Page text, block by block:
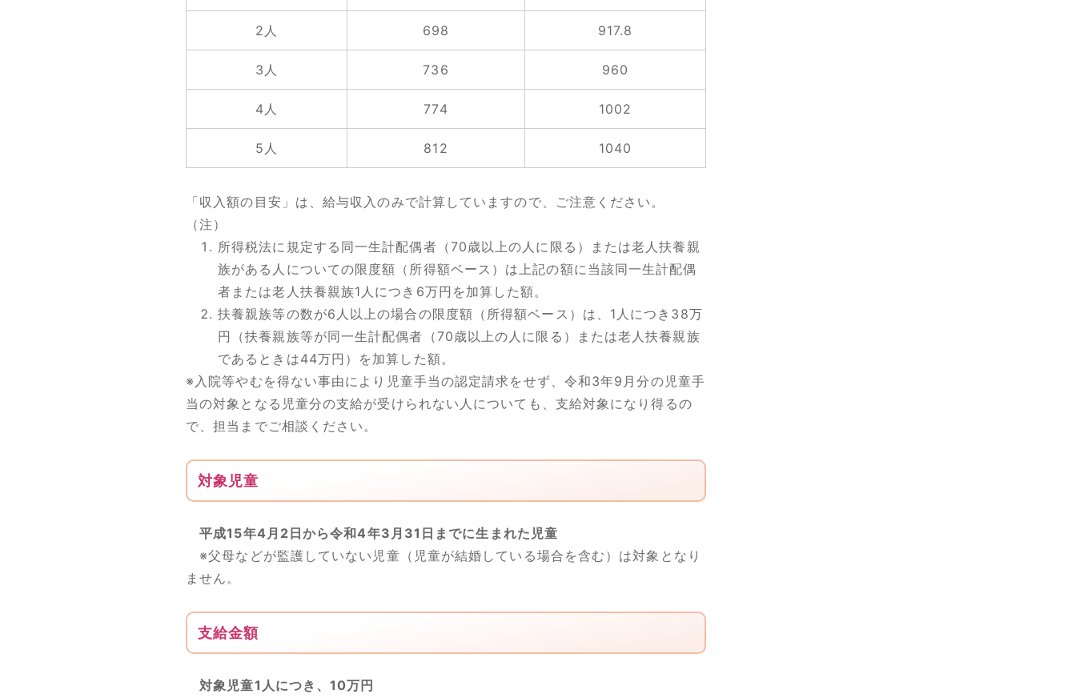
2人 698 917.8
3人 736 960
4人 774 1002
5人 812 1040
「収入額の目安」は、給与収入のみで計算していますので、ご注意ください。
（注）
所得税法に規定する同一生計配偶者（70歳以上の人に限る）または老人扶養親
族がある人についての限度額（所得額ベース）は上記の額に当該同一生計配偶
者または老人扶養親族1人につき6万円を加算した額。
扶養親族等の数が6人以上の場合の限度額（所得額ベース）は、1人につき38万
円（扶養親族等が同一生計配偶者（70歳以上の人に限る）または老人扶養親族
であるときは44万円）を加算した額。
※入院等やむを得ない事由により児童手当の認定請求をせず、令和3年9月分の児童手
当の対象となる児童分の支給が受けられない人についても、支給対象になり得るの
で、担当までご相談ください。
対象児童
平成15年4月2日から令和4年3月31日までに生まれた児童
※父母などが監護していない児童（児童が結婚している場合を含む）は対象となり
ません。
支給金額
対象児童1人につき、10万円